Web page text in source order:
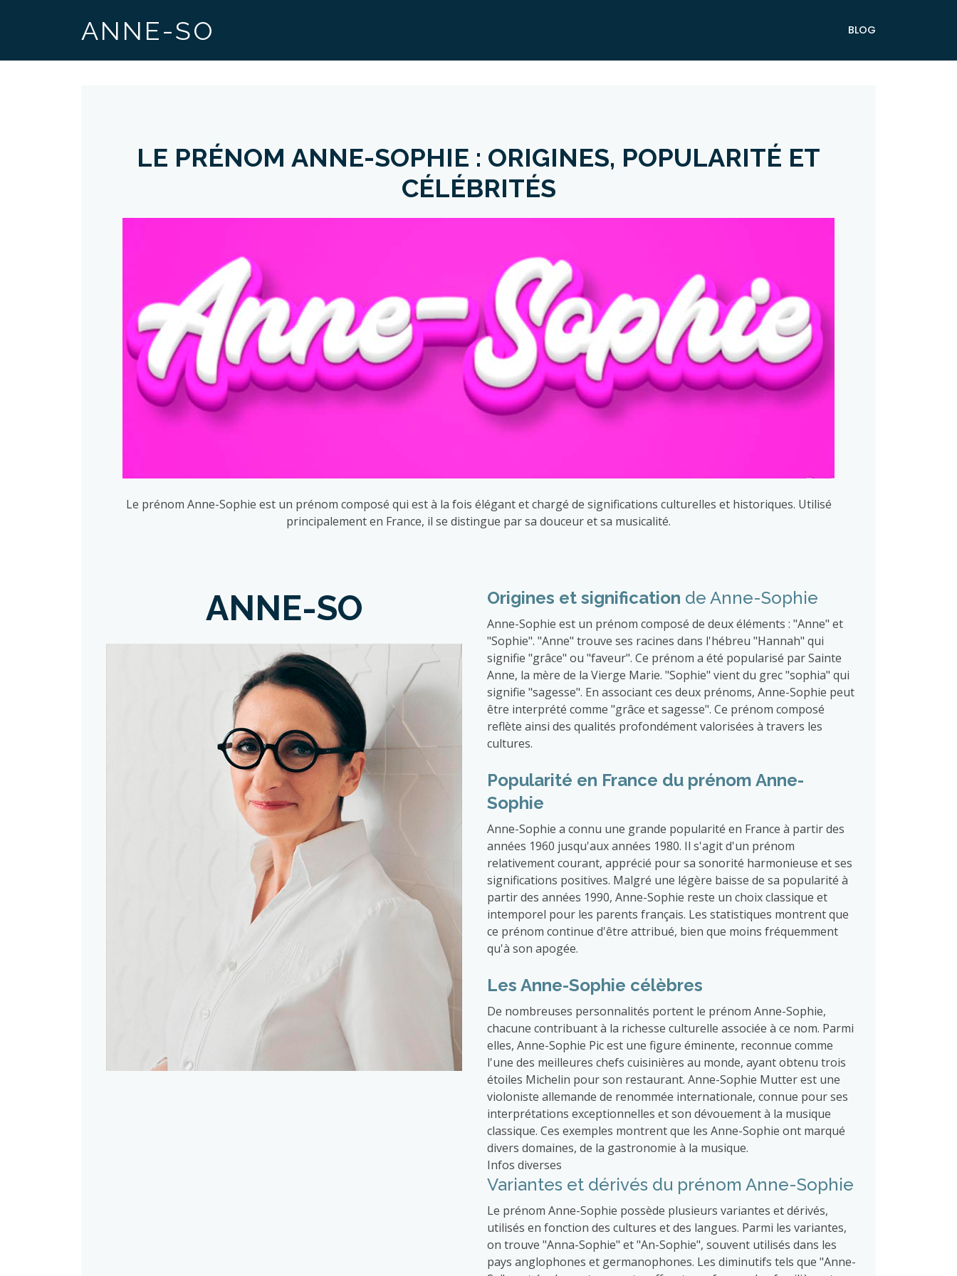
ANNE-SO BLOG
LE PRÉNOM ANNE-SOPHIE : ORIGINES, POPULARITÉ ET
CÉLÉBRITÉS
Le prénom Anne-Sophie est un prénom composé qui est à la fois élégant et chargé de significations culturelles et historiques. Utilisé
principalement en France, il se distingue par sa douceur et sa musicalité.
ANNE-SO Origines et signification de Anne-Sophie
Anne-Sophie est un prénom composé de deux éléments : "Anne" et
"Sophie". "Anne" trouve ses racines dans l'hébreu "Hannah" qui
signifie "grâce" ou "faveur". Ce prénom a été popularisé par Sainte
Anne, la mère de la Vierge Marie. "Sophie" vient du grec "sophia" qui
signifie "sagesse". En associant ces deux prénoms, Anne-Sophie peut
être interprété comme "grâce et sagesse". Ce prénom composé
reflète ainsi des qualités profondément valorisées à travers les
cultures.
Popularité en France du prénom Anne-
Sophie
Anne-Sophie a connu une grande popularité en France à partir des
années 1960 jusqu'aux années 1980. Il s'agit d'un prénom
relativement courant, apprécié pour sa sonorité harmonieuse et ses
significations positives. Malgré une légère baisse de sa popularité à
partir des années 1990, Anne-Sophie reste un choix classique et
intemporel pour les parents français. Les statistiques montrent que
ce prénom continue d'être attribué, bien que moins fréquemment
qu'à son apogée.
Les Anne-Sophie célèbres
De nombreuses personnalités portent le prénom Anne-Sophie,
chacune contribuant à la richesse culturelle associée à ce nom. Parmi
elles, Anne-Sophie Pic est une figure éminente, reconnue comme
l'une des meilleures chefs cuisinières au monde, ayant obtenu trois
étoiles Michelin pour son restaurant. Anne-Sophie Mutter est une
violoniste allemande de renommée internationale, connue pour ses
interprétations exceptionnelles et son dévouement à la musique
classique. Ces exemples montrent que les Anne-Sophie ont marqué
divers domaines, de la gastronomie à la musique.
Infos diverses
Variantes et dérivés du prénom Anne-Sophie
Le prénom Anne-Sophie possède plusieurs variantes et dérivés,
utilisés en fonction des cultures et des langues. Parmi les variantes,
on trouve "Anna-Sophie" et "An-Sophie", souvent utilisés dans les
pays anglophones et germanophones. Les diminutifs tels que "Anne-